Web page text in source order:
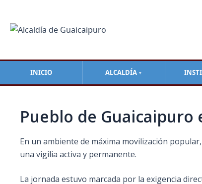
INICIO ALCALDÍA ▼
contenido
Pueblo de
En un ambiente de máxima movilización
una vigilia activa y permanente.
La jornada estuvo marcada por la exigencia
entradas